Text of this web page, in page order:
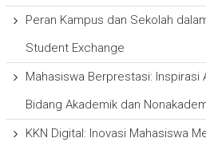
Peran Kampus dan Sekolah
Student Exchange
Mahasiswa Berprestasi: Inspirasi
Bidang Akademik dan
KKN Digital: Inovasi Mahasiswa